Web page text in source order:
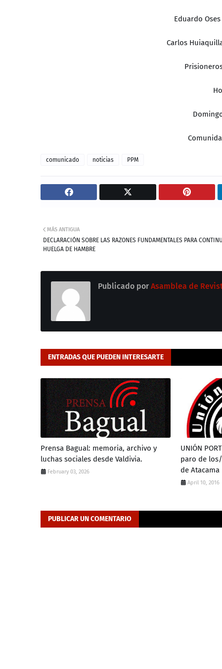
Eduardo
Carlos
comunicado noticias PPM
MÁS ANTIGUA
DECLARACIÓN SOBRE LAS RAZONES FUNDAMENTALES PARA
HUELGA DE HAMBRE
Publicado por Asamblea de
ENTRADAS QUE PUEDEN INTERESARTE
Prensa Bagual: memoria, archivo y
luchas sociales desde Valdivia.
February 03, 2026
UNIÓN
paro de
de Atacama
April 10, 2016
PUBLICAR UN COMENTARIO